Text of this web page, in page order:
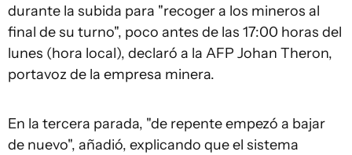
durante la subida para "recoger a los mineros al
final de su turno", poco antes de las 17:00 horas del
lunes (hora local), declaró a la AFP Johan Theron,
portavoz de la empresa minera.
En la tercera parada, "de repente empezó a bajar
de nuevo", añadió, explicando que el sistema